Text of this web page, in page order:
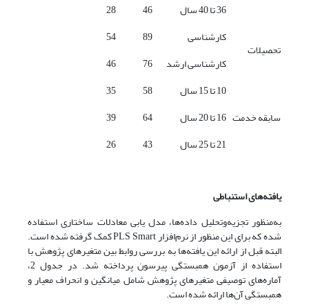
36 تا 40 سال
46
28
تحصیلات
کارشناسی 89
54
کارشناسی ارشد
76
46
سابقه خدمت
10 تا 15 سال 58
35
16 تا 20 سال
64
39
21 تا 25 سال
43
26
یافته‌های استنباطی
به‌منظور تجزیه‌وتحلیل داده‌ها، مدل یابی معادلات ساختاری استفاده
شده که برای این منظور از نرم‌افزار PLS Smart کمک گرفته شده است.
البته قبل از ارائه این یافته‌ها به بررسی روابط بین متغیرهای پژوهش با
استفاده از آزمون همبستگی پیرسون پرداخته شد. در جدول 2،
آماره‌های توصیفی متغیرهای پژوهش شامل میانگین و انحراف معیار و
همبستگی آن‌ها ارائه شده است.